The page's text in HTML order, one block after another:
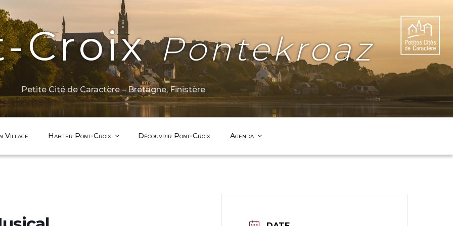
CroixPontekroaz
Petite Cité de Caractère – Bretagne, Finistère
Village Habiter Pont-Croix Découvrir Pont-Croix Agenda